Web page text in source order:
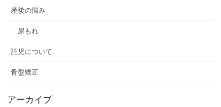
産後の悩み
尿もれ
託児について
骨盤矯正
アーカイブ